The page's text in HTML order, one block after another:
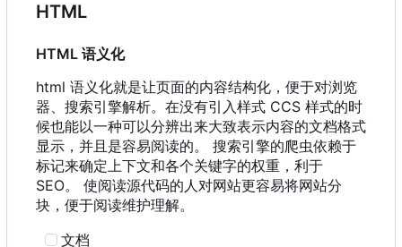
HTML
HTML 语义化
html 语义化就是让页面的内容结构化，便于对浏览
器、搜索引擎解析。在没有引入样式 CCS 样式的时
候也能以一种可以分辨出来大致表示内容的文档格式
显示，并且是容易阅读的。 搜索引擎的爬虫依赖于
标记来确定上下文和各个关键字的权重，利于
SEO。 使阅读源代码的人对网站更容易将网站分
块，便于阅读维护理解。
文档